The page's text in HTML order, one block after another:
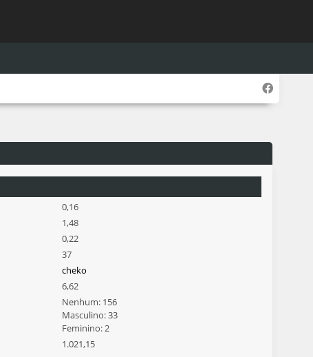
0,16
1,48
0,22
37
cheko
6,62
Nenhum: 156
Masculino: 33
Feminino: 2
1.021,15